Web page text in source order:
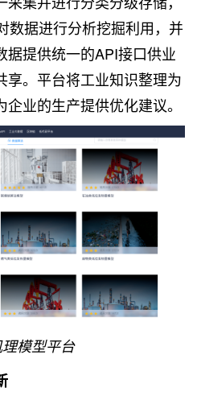
数据进行分析挖掘利用，并
据提供统一的API接口供业
享。平台将工业知识整理为
业的生产提供优化建议。
模型平台